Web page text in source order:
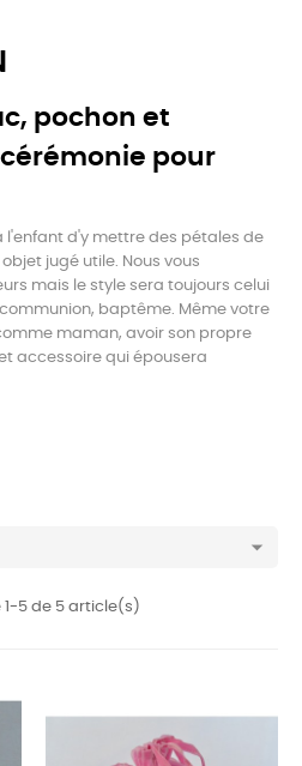
pochon et
pour
d'y mettre des pétales de
jugé utile. Nous vous
mais le style sera toujours celui
baptême. Même votre
maman, avoir son propre
accessoire qui épousera

1-5 de 5 article(s)